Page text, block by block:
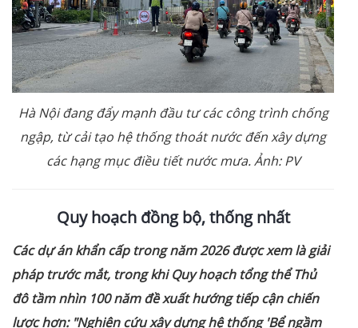
Hà Nội đang đẩy mạnh đầu tư các công trình chống
ngập, từ cải tạo hệ thống thoát nước đến xây dựng
các hạng mục điều tiết nước mưa. Ảnh: PV
Quy hoạch đồngbộ, thống nhất
Các dự án khẩn cấp trongnăm2026 được xem là giải
pháp trước mắt, trong khi Quy hoạch tổng thể Thủ
đô tầm nhìn 100 năm đề xuất hướng tiếp cận chiến
lược hơn: "Nghiên cứu xây dựng hệ thống 'Bể ngầm